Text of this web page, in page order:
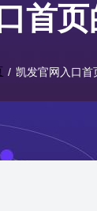
首
/ 凯发官网入口首